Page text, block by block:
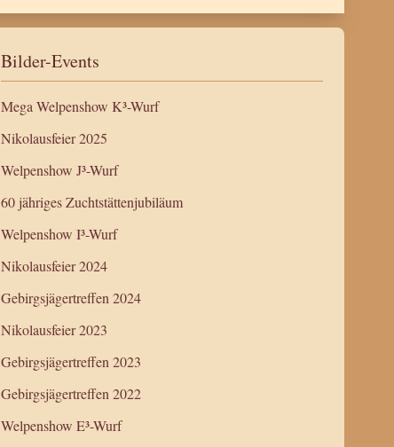
Bilder-Events
Mega Welpenshow K³-Wurf
Nikolausfeier 2025
Welpenshow J³-Wurf
60 jähriges Zuchtstättenjubiläum
Welpenshow I³-Wurf
Nikolausfeier 2024
Gebirgsjägertreffen 2024
Nikolausfeier 2023
Gebirgsjägertreffen 2023
Gebirgsjägertreffen 2022
Welpenshow E³-Wurf